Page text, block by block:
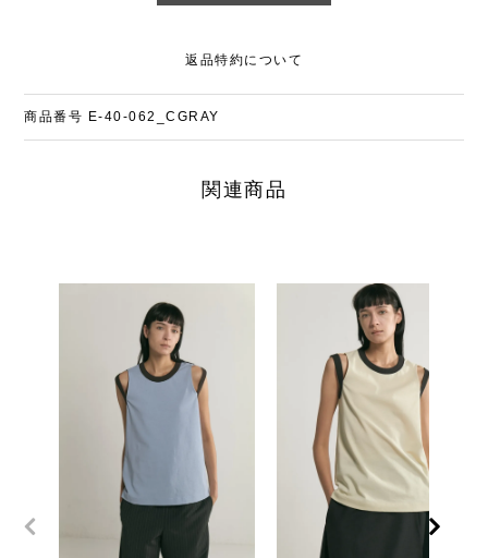
返品特約について
商品番号 E-40-062_CGRAY
関連商品